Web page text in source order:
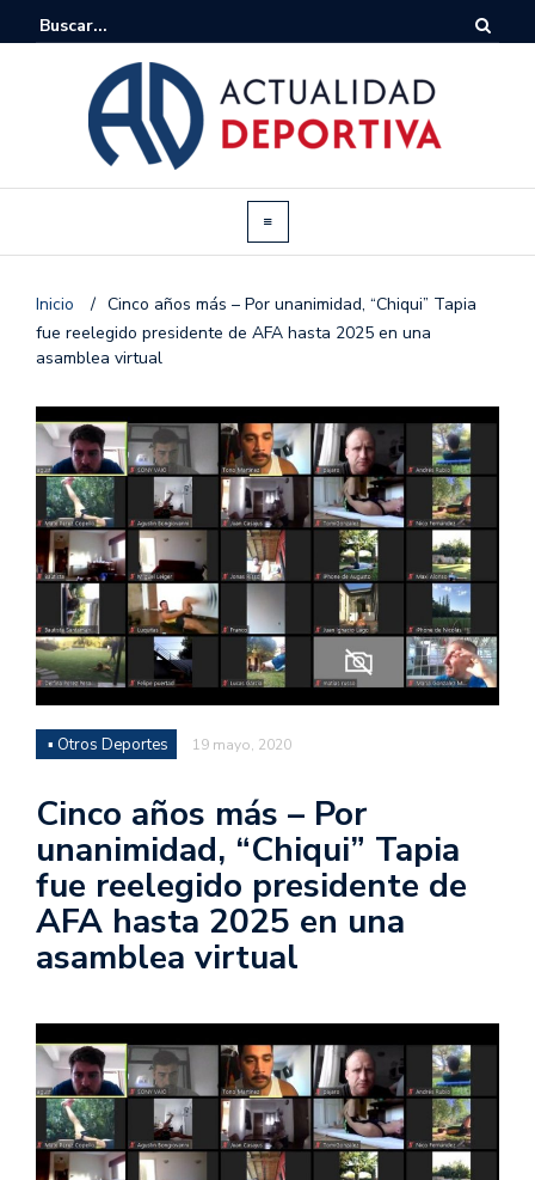
Inicio / Cinco años más – Por unanimidad, “Chiqui” Tapia
fue reelegido presidente de AFA hasta 2025 en una
asamblea virtual
▪ Otros Deportes 19 mayo, 2020
Cinco años más – Por
unanimidad, “Chiqui” Tapia
fue reelegido presidente de
AFA hasta 2025 en una
asamblea virtual